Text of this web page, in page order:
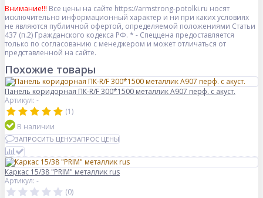
Внимание!!! Все цены на сайте https://armstrong-potolki.ru носят
исключительно информационный характер и ни при каких условиях
не являются публичной офертой, определяемой положениями Статьи
437 (п.2) Гражданского кодекса РФ. * - Спеццена предоставляется
только по согласованию с менеджером и может отличаться от
представленной на сайте.
Похожие товары
Панель коридорная ПК-R/F 300*1500 металлик А907 перф. с акуст.
Артикул: -
(1)
В наличии
ЗАПРОСИТЬ ЦЕНУЗАПРОС ЦЕНЫ
Каркас 15/38 "PRIM" металлик rus
Артикул: -
(0)